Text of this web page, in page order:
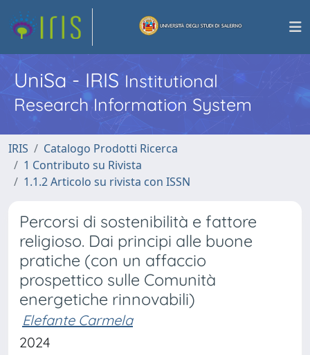
UniSa - IRISInstitutional
Research Information System
IRIS
Catalogo Prodotti Ricerca
1 Contributo su Rivista
1.1.2 Articolo su rivista con ISSN
Percorsi di sostenibilità e fattore
religioso. Dai principi alle buone
pratiche (con un affaccio
prospettico sulle Comunità
energetiche rinnovabili)
Elefante Carmela
2024